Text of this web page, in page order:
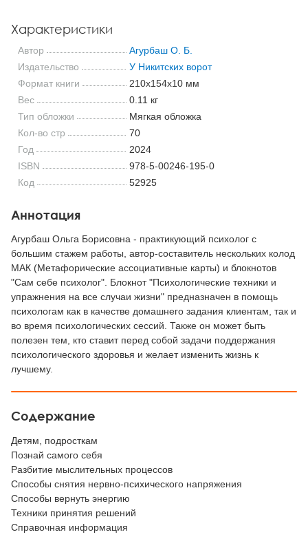
Характеристики
Автор
Агурбаш О. Б.
Издательство
У Никитских ворот
Формат книги
210x154x10 мм
Вес
0.11 кг
Тип обложки
Мягкая обложка
Кол-во стр
70
Год
2024
ISBN
978-5-00246-195-0
Код
52925
Аннотация
Агурбаш Ольга Борисовна - практикующий психолог с
большим стажем работы, автор-составитель нескольких колод
МАК (Метафорические ассоциативные карты) и блокнотов
"Сам себе психолог". Блокнот "Психологические техники и
упражнения на все случаи жизни" предназначен в помощь
психологам как в качестве домашнего задания клиентам, так и
во время психологических сессий. Также он может быть
полезен тем, кто ставит перед собой задачи поддержания
психологического здоровья и желает изменить жизнь к
лучшему.
Содержание
Детям, подросткам
Познай самого себя
Разбитие мыслительных процессов
Способы снятия нервно-психического напряжения
Способы вернуть энергию
Техники принятия решений
Справочная информация